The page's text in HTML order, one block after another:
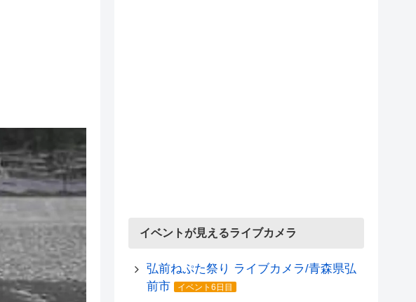
イベントが見えるライブカメラ
弘前ねぷた祭り ライブカメラ/青森県弘
前市
イベント6日目